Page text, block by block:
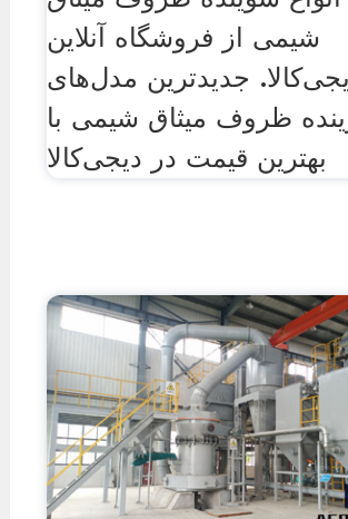
شیمی از فروشگاه آنلاین
جدیدترین مدل‌های
ظروف میثاق شیمی با
بهترین قیمت در دیجی‌کالا